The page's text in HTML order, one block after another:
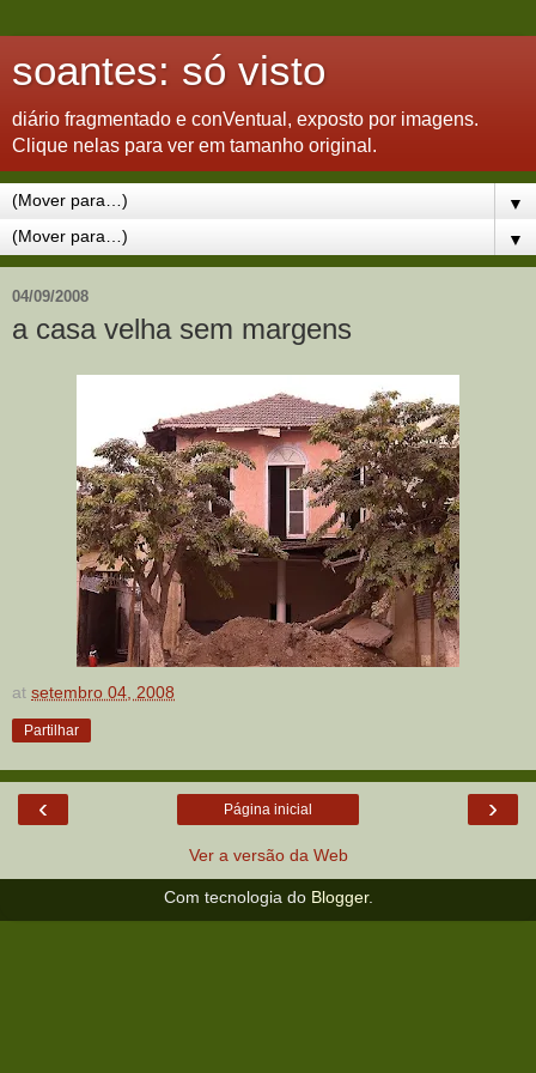
soantes: só visto
diário fragmentado e conVentual, exposto por imagens.
Clique nelas para ver em tamanho original.
▼
▼
04/09/2008
a casa velha sem margens
at setembro 04, 2008
Partilhar
‹ ›
Página inicial
Ver a versão da Web
Com tecnologia do Blogger.